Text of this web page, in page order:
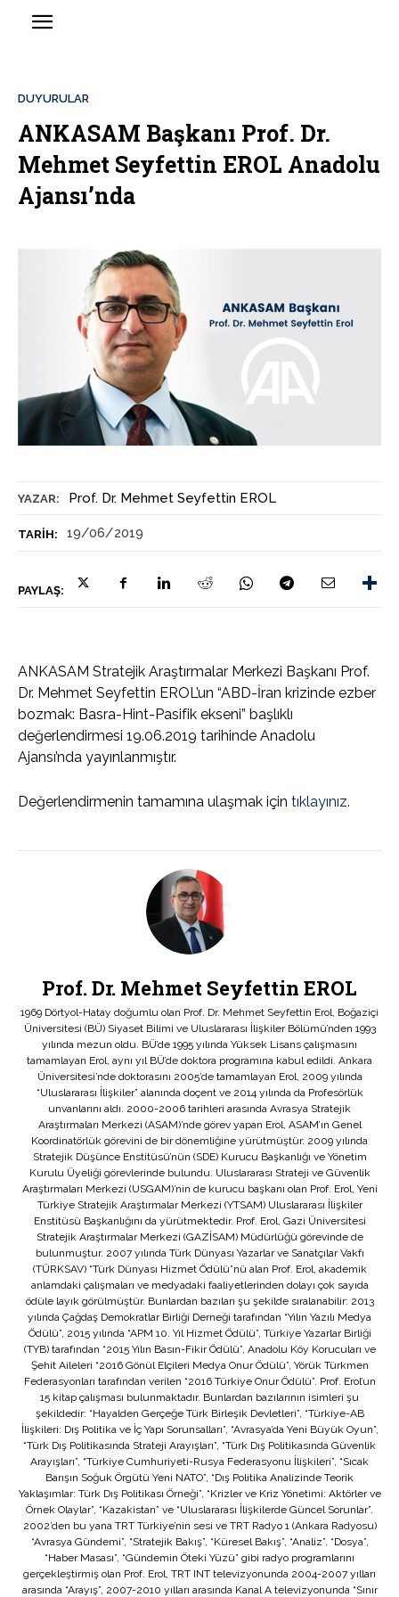
YAZAR: Prof. Dr. Mehmet Seyfettin EROL
TARIH: 19/06/2019
PAYLAŞ:
DUYURULAR
ANKASAM Başkanı Prof. Dr.
Mehmet Seyfettin EROL Anadolu
Ajansı’nda
ANKASAM Stratejik Araştırmalar Merkezi Başkanı Prof.
Dr. Mehmet Seyfettin EROL’un “ABD-İran krizinde ezber
bozmak: Basra-Hint-Pasifik ekseni” başlıklı
değerlendirmesi 19.06.2019 tarihinde Anadolu
Ajansı’nda yayınlanmıştır.
Değerlendirmenin tamamına ulaşmak için tıklayınız.
Prof. Dr. Mehmet Seyfettin EROL
1969 Dörtyol-Hatay doğumlu olan Prof. Dr. Mehmet Seyfettin Erol, Boğaziçi
Üniversitesi (BÜ) Siyaset Bilimi ve Uluslararası İlişkiler Bölümü’nden 1993
yılında mezun oldu. BÜ’de 1995 yılında Yüksek Lisans çalışmasını
tamamlayan Erol, aynı yıl BÜ’de doktora programına kabul edildi. Ankara
Üniversitesi’nde doktorasını 2005’de tamamlayan Erol, 2009 yılında
“Uluslararası İlişkiler” alanında doçent ve 2014 yılında da Profesörlük
unvanlarını aldı. 2000-2006 tarihleri arasında Avrasya Stratejik
Araştırmaları Merkezi (ASAM)’nde görev yapan Erol, ASAM’ın Genel
Koordinatörlük görevini de bir dönemliğine yürütmüştür. 2009 yılında
Stratejik Düşünce Enstitüsü’nün (SDE) Kurucu Başkanlığı ve Yönetim
Kurulu Üyeliği görevlerinde bulundu. Uluslararası Strateji ve Güvenlik
Araştırmaları Merkezi (USGAM)’nin de kurucu başkanı olan Prof. Erol, Yeni
Türkiye Stratejik Araştırmalar Merkezi (YTSAM) Uluslararası İlişkiler
Enstitüsü Başkanlığını da yürütmektedir. Prof. Erol, Gazi Üniversitesi
Stratejik Araştırmalar Merkezi (GAZİSAM) Müdürlüğü görevinde de
bulunmuştur. 2007 yılında Türk Dünyası Yazarlar ve Sanatçılar Vakfı
(TÜRKSAV) “Türk Dünyası Hizmet Ödülü”nü alan Prof. Erol, akademik
anlamdaki çalışmaları ve medyadaki faaliyetlerinden dolayı çok sayıda
ödüle layık görülmüştür. Bunlardan bazıları şu şekilde sıralanabilir: 2013
yılında Çağdaş Demokratlar Birliği Derneği tarafından “Yılın Yazılı Medya
Ödülü”, 2015 yılında “APM 10. Yıl Hizmet Ödülü”, Türkiye Yazarlar Birliği
(TYB) tarafından “2015 Yılın Basın-Fikir Ödülü”, Anadolu Köy Korucuları ve
Şehit Aileleri “2016 Gönül Elçileri Medya Onur Ödülü”, Yörük Türkmen
Federasyonları tarafından verilen “2016 Türkiye Onur Ödülü”. Prof. Erol’un
15 kitap çalışması bulunmaktadır. Bunlardan bazılarının isimleri şu
şekildedir: “Hayalden Gerçeğe Türk Birleşik Devletleri”, “Türkiye-AB
İlişkileri: Dış Politika ve İç Yapı Sorunsalları”, “Avrasya’da Yeni Büyük Oyun”,
“Türk Dış Politikasında Strateji Arayışları”, “Türk Dış Politikasında Güvenlik
Arayışları”, “Türkiye Cumhuriyeti-Rusya Federasyonu İlişkileri”, “Sıcak
Barışın Soğuk Örgütü Yeni NATO”, “Dış Politika Analizinde Teorik
Yaklaşımlar: Türk Dış Politikası Örneği”, “Krizler ve Kriz Yönetimi: Aktörler ve
Örnek Olaylar”, “Kazakistan” ve “Uluslararası İlişkilerde Güncel Sorunlar”.
2002’den bu yana TRT Türkiye’nin sesi ve TRT Radyo 1 (Ankara Radyosu)
“Avrasya Gündemi”, “Stratejik Bakış”, “Küresel Bakış”, “Analiz”, “Dosya”,
“Haber Masası”, “Gündemin Öteki Yüzü” gibi radyo programlarını
gerçekleştirmiş olan Prof. Erol, TRT INT televizyonunda 2004-2007 yılları
arasında “Arayış”, 2007-2010 yılları arasında Kanal A televizyonunda “Sınır